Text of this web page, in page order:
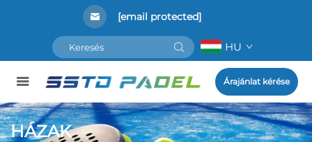
[email protected]
HU
Árajánlat kérése
HÁZAK